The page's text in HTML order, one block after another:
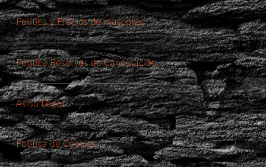
Política y Precios de mascotas
Política Reservas de Cancelación
Aviso Legal
Política de Cookies